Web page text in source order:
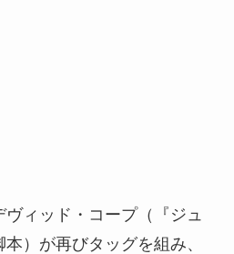
ィッド・コープ（『ジュ
）が再びタッグを組み、